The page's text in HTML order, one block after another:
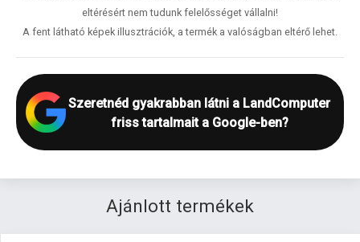
eltérésért nem tudunk felelősséget vállalni!
A fent látható képek illusztrációk, a termék a valóságban eltérő lehet.
Szeretnéd gyakrabban látni a LandComputer
friss tartalmait a Google-ben?
Ajánlott termékek